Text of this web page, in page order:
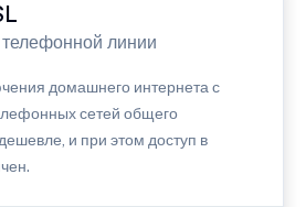
линии
домашнего интернета с
сетей общего
и при этом доступ в